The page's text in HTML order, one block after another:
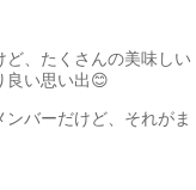
、たくさんの美味しい
良い思い出😊
バーだけど、それがま